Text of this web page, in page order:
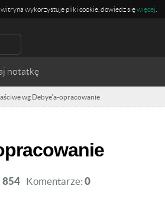
witryna wykorzystuje pliki cookie, dowiedz sięwięcej
wg Debye'a-opracowanie
854 Komentarze: 0